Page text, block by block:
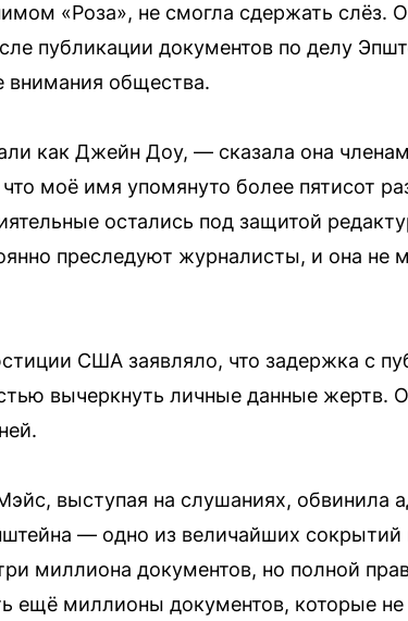
«Роза», не смогла сдержать слёз.
публикации документов по делу
внимания общества.
как Джейн Доу, — сказала она
моё имя упомянуто более пятисот
остались под защитой
преследуют журналисты, и она не
США заявляло, что задержка с
вычеркнуть личные данные жертв.
выступая на слушаниях, обвинила
— одно из величайших сокрытий
миллиона документов, но полной
ещё миллионы документов, которые